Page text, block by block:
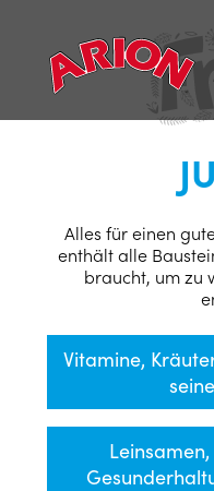
Alles für einen
enthält alle
braucht, um zu
Vitamine,